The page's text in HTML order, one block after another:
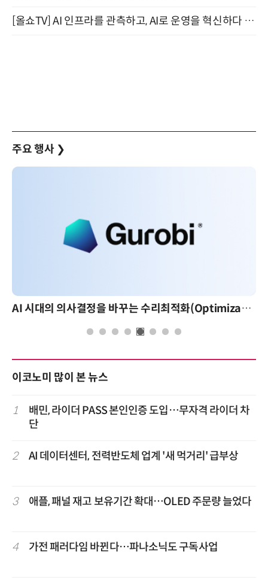
[올쇼TV] AI 인프라를 관측하고, AI로 운영을 혁신하다 (8월 11일 생방송)
주요 행사 ❯
AI 시대의 의사결정을 바꾸는 수리최적화(Optimization): 실제 산업 적용 사례와 활용 전략
이코노미 많이 본 뉴스
1
배민, 라이더 PASS 본인인증 도입…무자격 라이더 차
단
2 AI 데이터센터, 전력반도체 업계 '새 먹거리' 급부상
3 애플, 패널 재고 보유기간 확대…OLED 주문량 늘었다
4 가전 패러다임 바뀐다…파나소닉도 구독사업